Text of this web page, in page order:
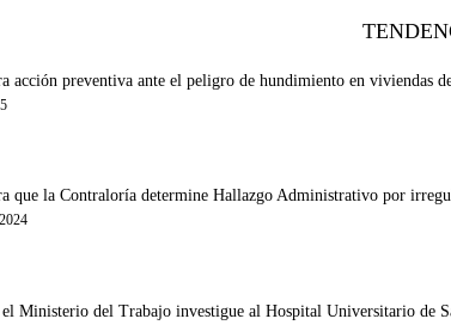
acción preventiva ante el peligro de hundimiento en viviendas
que la Contraloría determine Hallazgo Administrativo por
Ministerio del Trabajo investigue al Hospital Universitario de